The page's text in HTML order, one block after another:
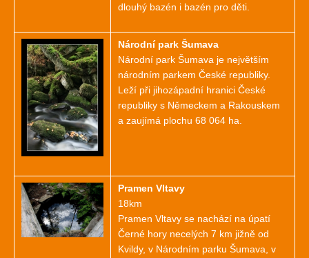
dlouhý bazén i bazén pro děti.
Národní park Šumava
Národní park Šumava je největším
národním parkem České republiky.
Leží při jihozápadní hranici České
republiky s Německem a Rakouskem
a zaujímá plochu 68 064 ha.
Pramen Vltavy
18km
Pramen Vltavy se nachází na úpatí
Černé hory necelých 7 km jižně od
Kvildy, v Národním parku Šumava, v